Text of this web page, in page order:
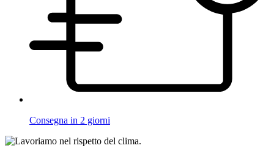
Consegna in 2 giorni